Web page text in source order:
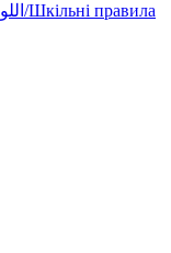
School regulations/اللوائح المدرسية/Шкільні правила